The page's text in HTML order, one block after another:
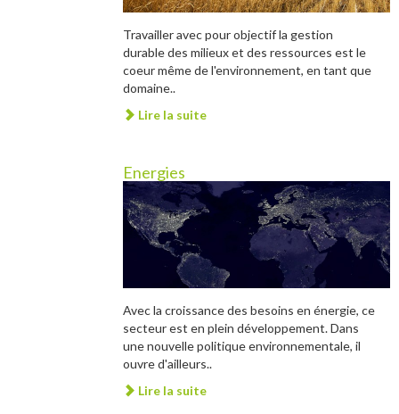
Travailler avec pour objectif la gestion
durable des milieux et des ressources est le
coeur même de l'environnement, en tant que
domaine..
Lire la suite
Energies
Avec la croissance des besoins en énergie, ce
secteur est en plein développement. Dans
une nouvelle politique environnementale, il
ouvre d'ailleurs..
Lire la suite